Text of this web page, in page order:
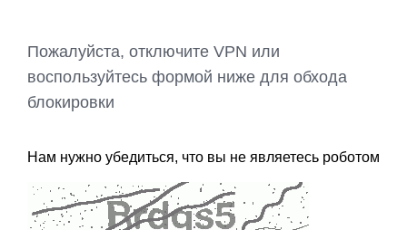
Пожалуйста, отключите VPN или
воспользуйтесь формой ниже для обхода
блокировки
Нам нужно убедиться, что вы не являетесь роботом